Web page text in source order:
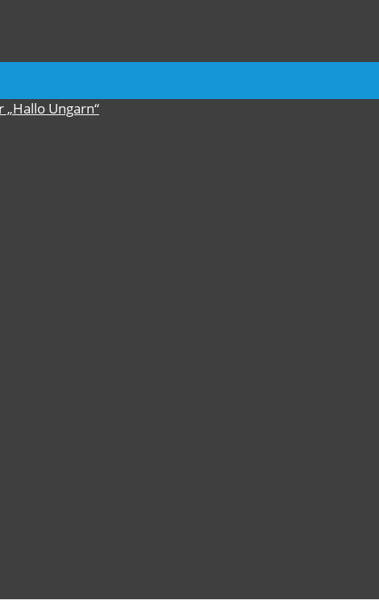
Ungarn“